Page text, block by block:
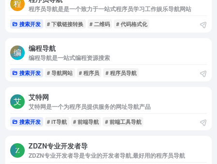
程序员导航是是一个致力于一站式程序员学习工作娱乐导航网站
搜索开发 # 下载链接转换 # 二维码 # 代码格式化
编程导航
编程导航是一站式编程资源搜索
搜索开发 # 导航网站 # 程序员 # 程序员导航
艾特网
艾特网是一个为程序员提供服务的网址导航产品
搜索开发 # iT导航 # 前端导航 # 前端工具导航
ZDZN专业开发者导
ZDZN专业开发者导是专业的开发者导航,最好用的程序员导航